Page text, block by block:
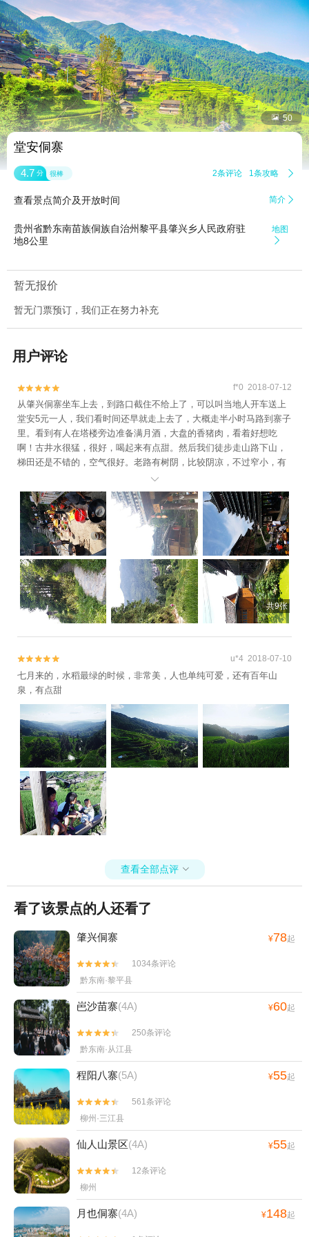
 50
堂安侗寨
4.7 分 很棒 2条评论 1条攻略 
查看景点简介及开放时间 简介 
贵州省黔东南苗族侗族自治州黎平县肇兴乡人民政府驻
地8公里
地图

暂无报价
暂无门票预订，我们正在努力补充
用户评论

 f*0 2018-07-12
从肇兴侗寨坐车上去，到路口截住不给上了，可以叫当地人开车送上
堂安5元一人，我们看时间还早就走上去了，大概走半小时马路到寨子
里。看到有人在塔楼旁边准备满月酒，大盘的香猪肉，看着好想吃
啊！古井水很猛，很好，喝起来有点甜。然后我们徒步走山路下山，
梯田还是不错的，空气很好。老路有树阴，比较阴凉，不过窄小，有
的经过梯田边的有点抖。因为有老有小，走得慢，三小时才走回肇
兴。中途遇到往上走的两批人，都累成狗了，幸好我们是往下走的~

共9张

 u*4 2018-07-10
七月来的，水稻最绿的时候，非常美，人也单纯可爱，还有百年山
泉，有点甜
查看全部点评 
看了该景点的人还看了
肇兴侗寨 ¥78起


1034条评论
黔东南·黎平县
岜沙苗寨(4A) ¥60起


250条评论
黔东南·从江县
程阳八寨(5A) ¥55起


561条评论
柳州·三江县
仙人山景区(4A) ¥55起


12条评论
柳州
月也侗寨(4A) ¥148起
